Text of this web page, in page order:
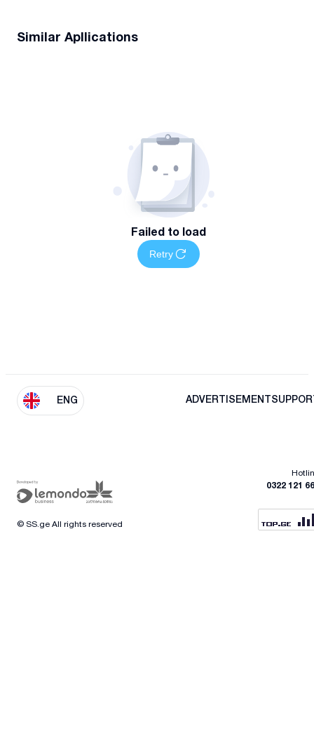
Similar Apllications
Failed to load
Retry
ENG ADVERTISEMENT
0322 121
© SS.ge All rights reserved